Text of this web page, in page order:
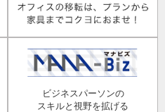
ビジネスパーソンの
スキルと視野を拡げる